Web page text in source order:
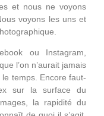
et nous ne voyons
voyons les uns et
ou Instagram,
l’on n’aurait jamais
temps. Encore faut-
sur la surface du
la rapidité du